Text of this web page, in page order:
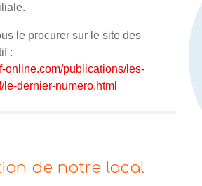
le procurer sur le site des
:
online.com/publications/les-
dernier-numero.html
de notre local